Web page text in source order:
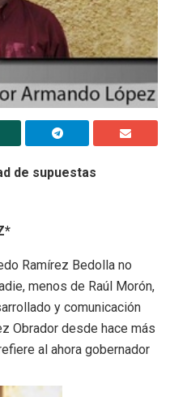
de supuestas
Ramírez Bedolla no
menos de Raúl Morón,
y comunicación
Obrador desde hace más
al ahora gobernador